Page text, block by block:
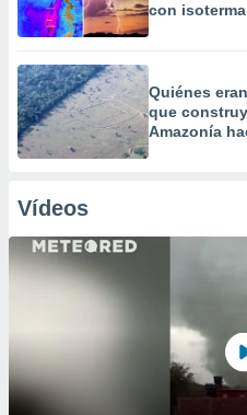
con
Quiénes
que
Amazonía
Vídeos